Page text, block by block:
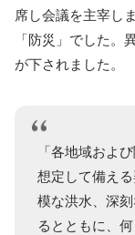
席し会議を主宰し
「防災」でした。
が下されました。
「各地域およ
想定して備え
模な洪水、深
るとともに、